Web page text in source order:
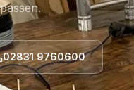
02831 9760600